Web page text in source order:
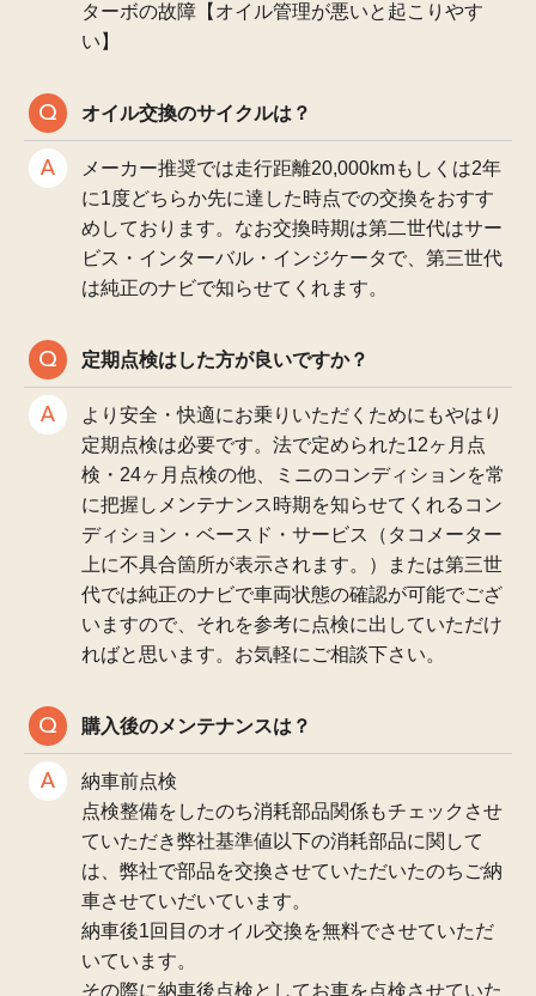
ターボの故障【オイル管理が悪いと起こりやす
い】
オイル交換のサイクルは？
メーカー推奨では走行距離20,000kmもしくは2年
に1度どちらか先に達した時点での交換をおすす
めしております。なお交換時期は第二世代はサー
ビス・インターバル・インジケータで、第三世代
は純正のナビで知らせてくれます。
定期点検はした方が良いですか？
より安全・快適にお乗りいただくためにもやはり
定期点検は必要です。法で定められた12ヶ月点
検・24ヶ月点検の他、ミニのコンディションを常
に把握しメンテナンス時期を知らせてくれるコン
ディション・ベースド・サービス（タコメーター
上に不具合箇所が表示されます。）または第三世
代では純正のナビで車両状態の確認が可能でござ
いますので、それを参考に点検に出していただけ
ればと思います。お気軽にご相談下さい。
購入後のメンテナンスは？
納車前点検
点検整備をしたのち消耗部品関係もチェックさせ
ていただき弊社基準値以下の消耗部品に関して
は、弊社で部品を交換させていただいたのちご納
車させていだいています。
納車後1回目のオイル交換を無料でさせていただ
いています。
その際に納車後点検としてお車を点検させていた